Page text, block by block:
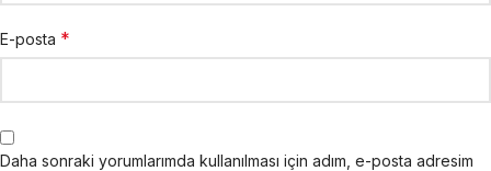
E-posta *
Daha sonraki yorumlarımda kullanılması için adım, e-posta adresim